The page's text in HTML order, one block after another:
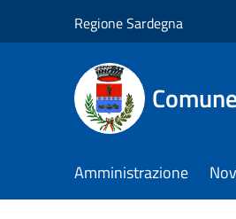
Regione Sardegna
Amministrazione